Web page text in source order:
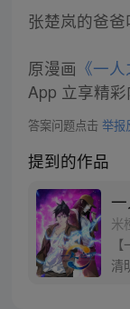
张楚岚的爸爸
原漫画 《一人
App 立享精彩
答案问题点击 举报
提到的作品
米
清